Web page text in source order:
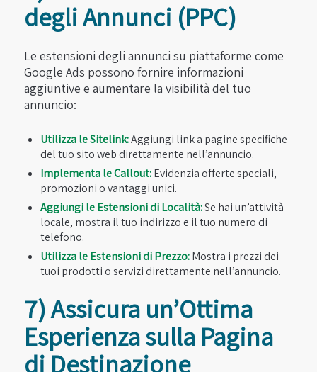
degli Annunci (PPC)
Le estensioni degli annunci su piattaforme come
Google Ads possono fornire informazioni
aggiuntive e aumentare la visibilità del tuo
annuncio:
Utilizza le Sitelink:Aggiungi link a pagine specifiche
del tuo sito web direttamente nell’annuncio.
Implementa le Callout:Evidenzia offerte speciali,
promozioni o vantaggi unici.
Aggiungi le Estensioni di Località:Se hai un’attività
locale, mostra il tuo indirizzo e il tuo numero di
telefono.
Utilizza le Estensioni di Prezzo:Mostra i prezzi dei
tuoi prodotti o servizi direttamente nell’annuncio.
7) Assicura un’Ottima
Esperienza sulla Pagina
di Destinazione